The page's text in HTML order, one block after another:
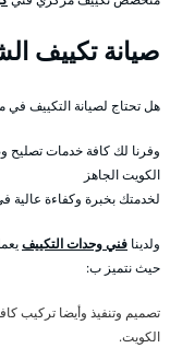
صيانة تكييف
هل تحتاج لصيانة التكييف
وفرنا لك كافة خدمات تصليح
الكويت الجاهز
لخدمتك بخبرة وكفاءة
ولدينا فني وحدات التكييف
حيث نتميز ب:
تصميم وتنفيذ وأيضا تركيب
الكويت.